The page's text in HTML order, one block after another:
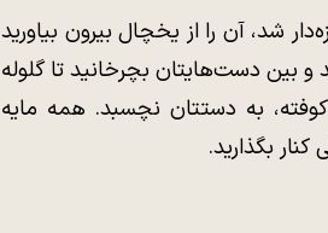
شد، آن را از یخچال بیرون بیاورید
بین دست‌هایتان بچرخانید تا گلوله
به دستتان نچسبد. همه مایه
بگذارید.